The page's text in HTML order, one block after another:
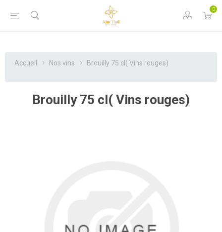
0
Accueil Nos vins Brouilly 75 cl( Vins rouges)
Brouilly 75 cl( Vins rouges)